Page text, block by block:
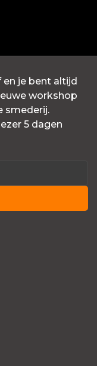
en je bent altijd
workshop
smederij.
5 dagen